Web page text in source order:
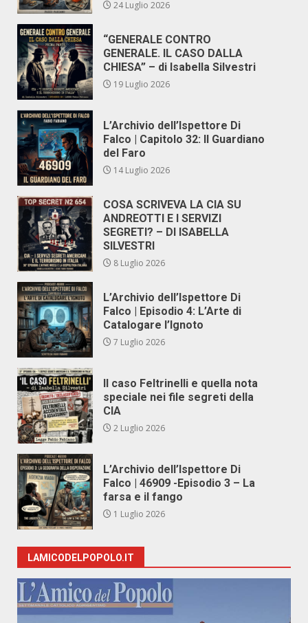
24 Luglio 2026
“GENERALE CONTRO
GENERALE. IL CASO DALLA
CHIESA” – di Isabella Silvestri
19 Luglio 2026
L’Archivio dell’Ispettore Di
Falco | Capitolo 32: Il Guardiano
del Faro
14 Luglio 2026
COSA SCRIVEVA LA CIA SU
ANDREOTTI E I SERVIZI
SEGRETI? – DI ISABELLA
SILVESTRI
8 Luglio 2026
L’Archivio dell’Ispettore Di
Falco | Episodio 4: L’Arte di
Catalogare l’Ignoto
7 Luglio 2026
Il caso Feltrinelli e quella nota
speciale nei file segreti della
CIA
2 Luglio 2026
L’Archivio dell’Ispettore Di
Falco | 46909 -Episodio 3 – La
farsa e il fango
1 Luglio 2026
LAMICODELPOPOLO.IT